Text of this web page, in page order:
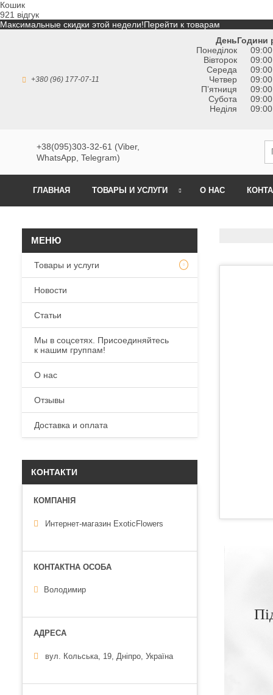
Кошик
921 відгук
Максимальные скидки этой недели!Перейти к товарам
+380 (96) 177-07-11
ДеньГодини
Понеділок
Вівторок
Середа
Четвер
Пʼятниця
Субота
Неділя
+38(095)303-32-61 (Viber,
WhatsApp, Telegram)
ГЛАВНАЯ ТОВАРЫ И УСЛУГИ О НАС
Товары и услуги
Новости
Статьи
Мы в соцсетях. Присоединяйтесь
к нашим группам!
О нас
Отзывы
Доставка и оплата
КОНТАКТИ
Интернет-магазин ExoticFlowers
Володимир
вул. Кольська, 19, Дніпро, Україна